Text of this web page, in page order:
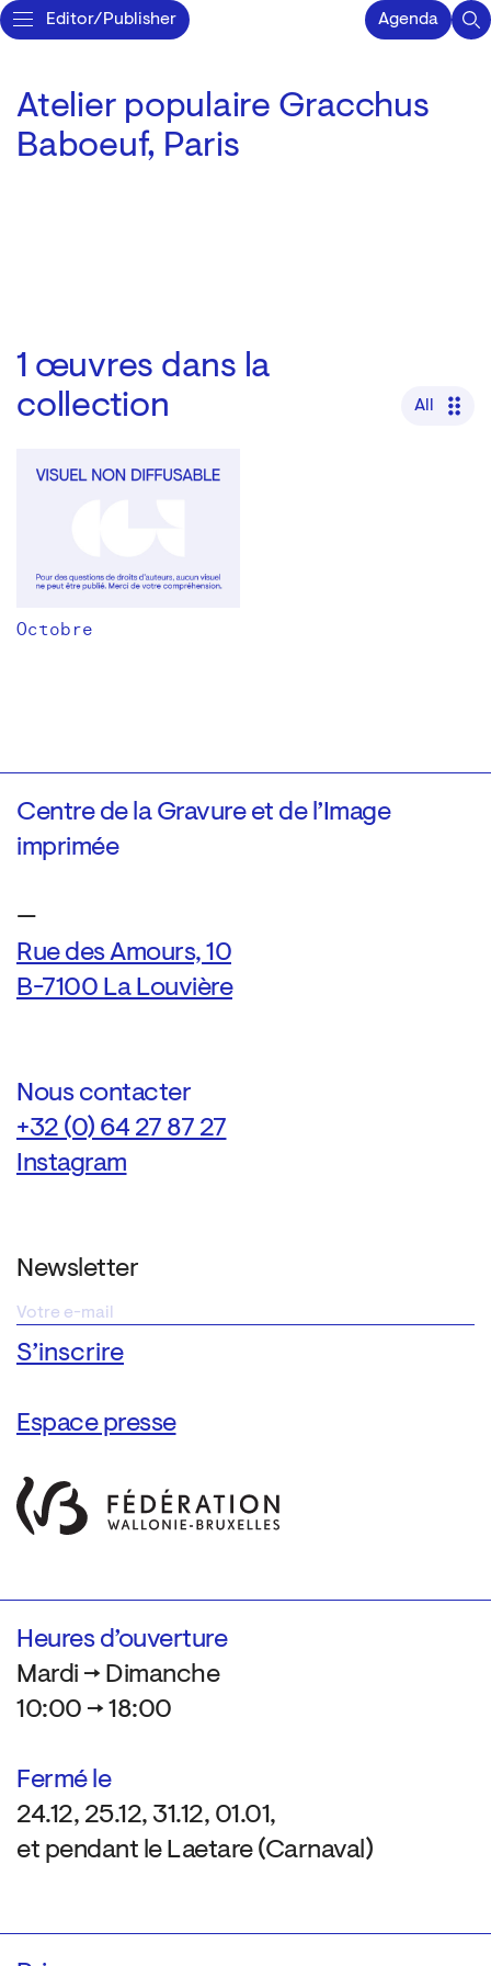
Editor/Publisher Agenda
Atelier populaire Gracchus
Baboeuf, Paris
1 œuvres dans la
collection
All
Octobre
Centre de la Gravure et de l’Image
imprimée
—
Rue des Amours, 10
B-7100 La Louvière
Nous contacter
+32 (0) 64 27 87 27
Instagram
Newsletter
Espace presse
Heures d’ouverture
Mardi → Dimanche
10:00 → 18:00
Fermé le
24.12, 25.12, 31.12, 01.01,
et pendant le Laetare (Carnaval)